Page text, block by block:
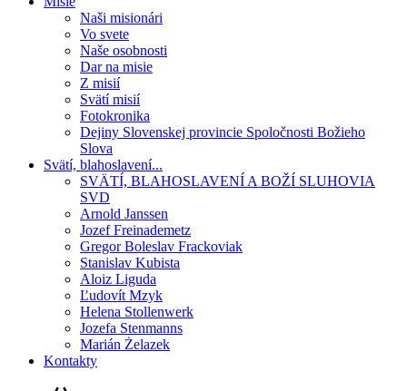
Naši misionári
Vo svete
Naše osobnosti
Dar na misie
Z misií
Svätí misií
Fotokronika
Dejiny Slovenskej provincie Spoločnosti Božieho
Slova
Svätí, blahoslavení...
SVÄTÍ, BLAHOSLAVENÍ A BOŽÍ SLUHOVIA
SVD
Arnold Janssen
Jozef Freinademetz
Gregor Boleslav Frackoviak
Stanislav Kubista
Aloiz Liguda
Ľudovít Mzyk
Helena Stollenwerk
Jozefa Stenmanns
Marián Żelazek
Kontakty